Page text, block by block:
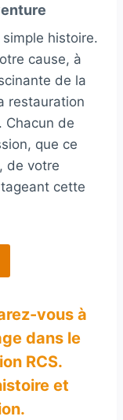
histoire.
cause, à
de la
restauration
Chacun de
que ce
de votre
cette
vous à
dans le
RCS.
et